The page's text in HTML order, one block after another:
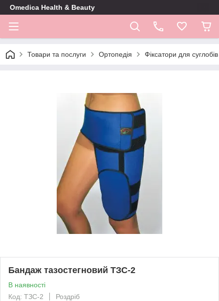
Omedica Health & Beauty
Товари та послуги Ортопедія Фіксатори для суглобів
Бандаж тазостегновий ТЗС-2
В наявності
Код: ТЗС-2
Роздріб